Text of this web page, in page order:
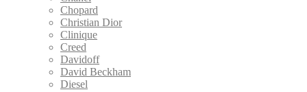
Chopard
Christian Dior
Clinique
Creed
Davidoff
David Beckham
Diesel